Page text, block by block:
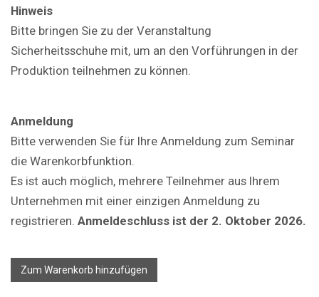
Hinweis
Bitte bringen Sie zu der Veranstaltung
Sicherheitsschuhe mit, um an den Vorführungen in der
Produktion teilnehmen zu können.
Anmeldung
Bitte verwenden Sie für Ihre Anmeldung zum Seminar
die Warenkorbfunktion.
Es ist auch möglich, mehrere Teilnehmer aus Ihrem
Unternehmen mit einer einzigen Anmeldung zu
registrieren. Anmeldeschluss ist der 2. Oktober 2026.
Zum Warenkorb hinzufügen